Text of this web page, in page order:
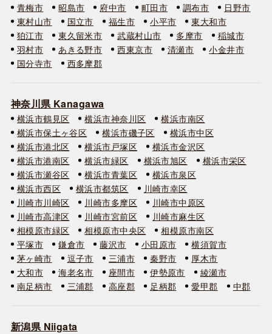
青梅市
昭島市 府中市 町田市 調布市
日野市
東村山市
国立市 福生市 小平市
東大和市
狛江市
東久留米市 武蔵村山市 多摩市
稲城市
羽村市
あきる野市 西東京市 清瀬市
小金井市
国分寺市
西多摩郡
神奈川県 Kanagawa
横浜市鶴見区 横浜市神奈川区
横浜市南区
横浜市保土ヶ谷区
横浜市磯子区
横浜市中区
横浜市港北区
横浜市戸塚区
横浜市金沢区
横浜市港南区
横浜市緑区 横浜市旭区
横浜市栄区
横浜市瀬谷区
横浜市青葉区
横浜市泉区
横浜市西区
横浜市都筑区
川崎市幸区
川崎市川崎区
川崎市多摩区
川崎市中原区
川崎市高津区
川崎市宮前区
川崎市麻生区
相模原市緑区
相模原市中央区
相模原市南区
平塚市
鎌倉市 藤沢市 小田原市
横須賀市
茅ヶ崎市
逗子市 三浦市 秦野市
厚木市
大和市
海老名市 座間市 伊勢原市
綾瀬市
南足柄市
三浦郡 高座郡 足柄郡 愛甲郡 中郡
新潟県 Niigata